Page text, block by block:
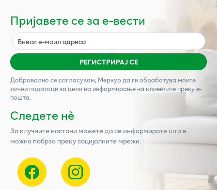
Пријавете се за е-вести
РЕГИСТРИРАЈ СЕ
Доброволно се согласувам, Меркурда ги обработува моите
лични податоци за цели на информирање на клиентите преку е-
пошта.
Следете нѐ
За клучните настани можете да се информирате што е
можно побрзо преку социјалните мрежи.